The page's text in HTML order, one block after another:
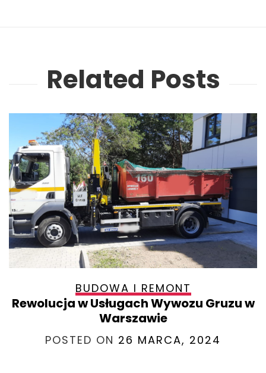
Related Posts
BUDOWA I REMONT
Rewolucja w Usługach Wywozu Gruzu w
Warszawie
POSTED ON 26 MARCA, 2024